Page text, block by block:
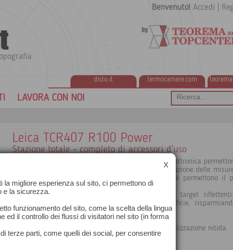
disto.it termocamere.com
Benvenuto! Accedi
LAVORA CON NOI
Leica TCR407 R100 Power
Stazione totale - completo di accessori d'uso
Semplice da utilizzare, il piombo laser e la livella elettronica
posizionamento dello strumento e l’immediata esecuzione delle
precisione e il cannocchiale con ingrandimento 30x permettono il
esatto dei punti da misurare.
Il distanziometro elettronico integrato misura su target
semplicemente senza riflettori, su qualsiasi superficie,
denaro.
• Uso facile e diretto dei tasti-funzione
• L’ampio Display ad alta risoluzione offre una visualizzazione nitida
• Chiara struttura del sistema
X
migliore esperienza sul sito, ci permettono di
e la sicurezza.
funzionamento del sito, come la scelta della lingua
ed il controllo dei flussi di visitatori nel sito (in forma
terze parti, come quelli dei social, per consentire